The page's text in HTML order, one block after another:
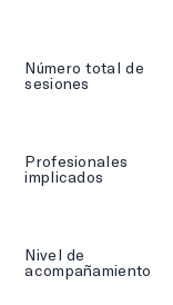
Número total de
sesiones
Profesionales
implicados
Nivel de
acompañamiento